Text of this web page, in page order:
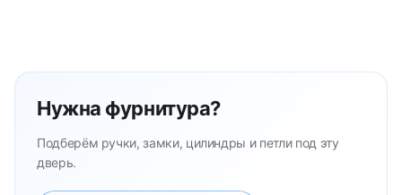
Нужна фурнитура?
Подберём ручки, замки, цилиндры и петли под эту
дверь.